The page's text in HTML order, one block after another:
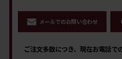
メールでのお問い合わせ
ご注文多数につき、現在お電話で